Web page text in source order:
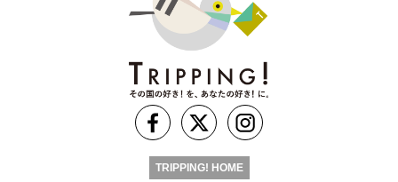
TRIPPING! HOME